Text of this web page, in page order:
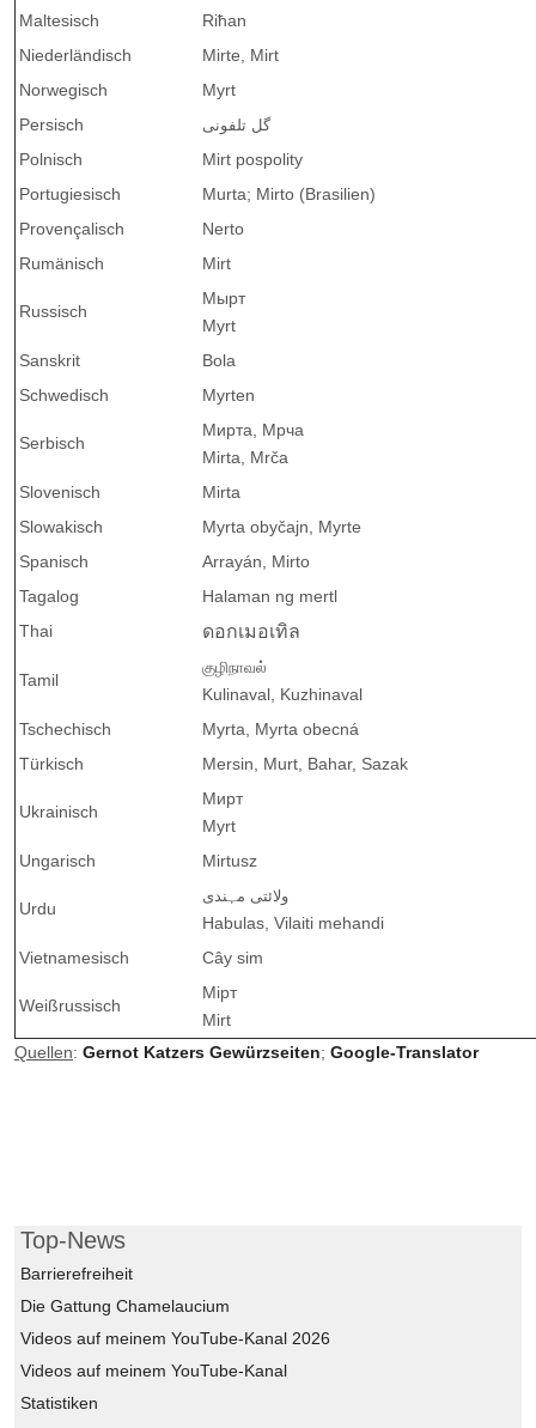
Maltesisch
Riħan
Niederländisch
Mirte, Mirt
Norwegisch
Myrt
Persisch
گل تلفونی
Polnisch
Mirt pospolity
Portugiesisch
Murta; Mirto (Brasilien)
Provençalisch
Nerto
Rumänisch
Mirt
Russisch
Мырт
Myrt
Sanskrit
Bola
Schwedisch
Myrten
Serbisch
Мирта
Мрча
Mirta, Mrča
Slovenisch
Mirta
Slowakisch
Myrta obyčajn, Myrte
Spanisch
Arrayán, Mirto
Tagalog
Halaman ng mertl
Thai
ดอกเมอเทิล
Tamil
குழிநாவல்
Kulinaval, Kuzhinaval
Tschechisch
Myrta, Myrta obecná
Türkisch
Mersin, Murt, Bahar, Sazak
Ukrainisch
Мирт
Myrt
Ungarisch
Mirtusz
Urdu
ولائتی مہندی
Habulas, Vilaiti mehandi
Vietnamesisch
Cây sim
Weißrussisch
Мірт
Mirt
Quellen: Gernot Katzers Gewürzseiten; Google-Translator
Top-News
Barrierefreiheit
Die Gattung Chamelaucium
Videos auf meinem YouTube-Kanal 2026
Videos auf meinem YouTube-Kanal
Statistiken